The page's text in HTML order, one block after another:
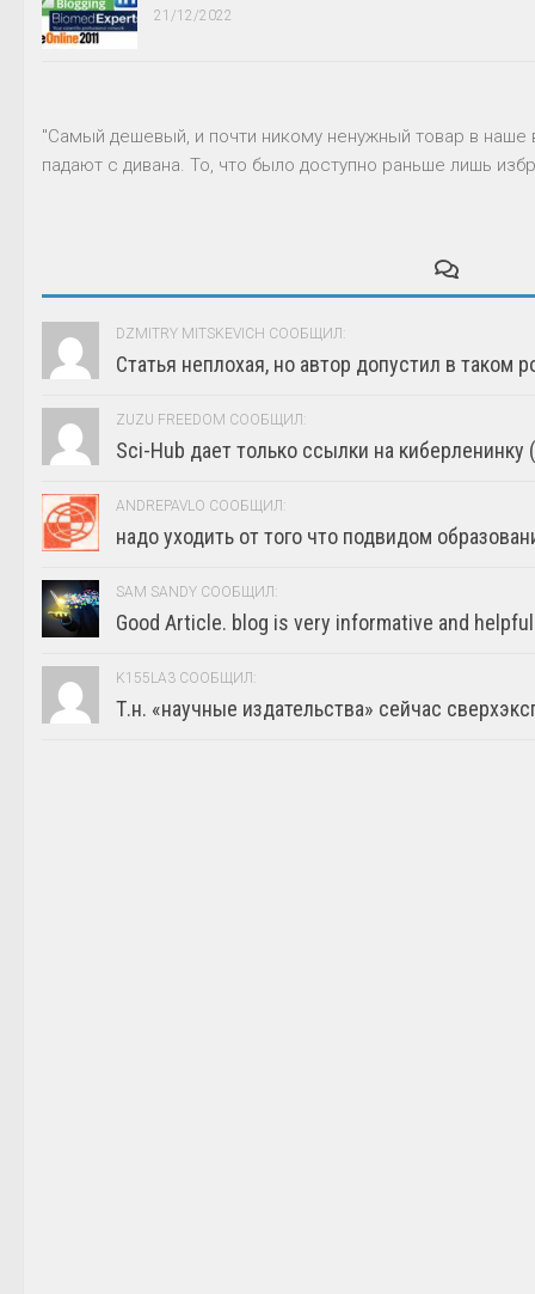
21/12/2022
"Самый дешевый, и почти никому ненужный товар в
падают с дивана. То, что было доступно раньше лишь
DZMITRY MITSKEVICH СООБЩИЛ:
Статья неплохая, но автор допустил в таком
ZUZU FREEDOM СООБЩИЛ:
Sci-Hub дает только ссылки на киберленинку
ANDREPAVLO СООБЩИЛ:
надо уходить от того что подвидом
SAM SANDY СООБЩИЛ:
Good Article. blog is very informative and helpful
K155LA3 СООБЩИЛ:
Т.н. «научные издательства» сейчас